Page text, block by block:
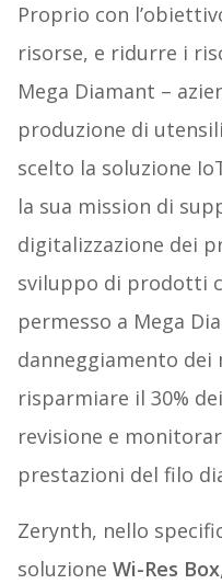
Proprio con
risorse, e ridurre i
Mega Diamant –
produzione di
scelto la soluzione
la sua mission di
digitalizzazione dei
sviluppo di prodotti
permesso a Mega
danneggiamento dei
risparmiare il 30%
revisione e
prestazioni del filo
Zerynth, nello
soluzione Wi-Res Box